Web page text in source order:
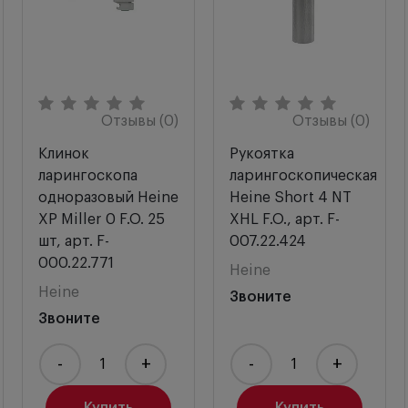
индексом. Стандартная температура цвета –
ярче обычных галогеновых ламп.
Теоретическинеограниченный срок службы
светодиода.
Отсутствие сбоев в работе. Возможность
непрерывной работы
в течение 10 часов.
Функция затухания при разрядке батареи.
Совместимость
со всеми
ларингоскопическими клинками
соответствии с ISO 7376 (Зеленый стандарт).
Отзывы (0)
Клинок
ларингоскопа
одноразовый Heine
ХР Miller 0 F.O. 25
шт, арт. F-
000.22.771
Heine
Звоните
- +
Отзывы (0)
Рукоятка
ларингоскопическая
Heine Short 4 NT
XHL F.O., арт. F-
007.22.424
Heine
Звоните
- +